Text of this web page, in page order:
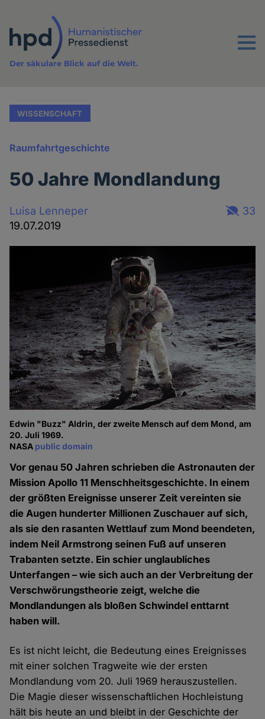
Inhalt
Menu
Der säkulare Blick auf die Welt.
WISSENSCHAFT
Raumfahrtgeschichte
50 Jahre Mondlandung
Luisa Lenneper
19.07.2019
33
Edwin "Buzz" Aldrin, der zweite Mensch auf dem Mond, am
20. Juli 1969.
NASA public domain
Vor genau 50 Jahren schrieben die Astronauten der
Mission Apollo 11 Menschheitsgeschichte. In einem
der größten Ereignisse unserer Zeit vereinten sie
die Augen hunderter Millionen Zuschauer auf sich,
als sie den rasanten Wettlauf zum Mond beendeten,
indem Neil Armstrong seinen Fuß auf unseren
Trabanten setzte. Ein schier unglaubliches
Unterfangen – wie sich auch an der Verbreitung der
Verschwörungstheorie zeigt, welche die
Mondlandungen als bloßen Schwindel enttarnt
haben will.
Es ist nicht leicht, die Bedeutung eines Ereignisses
mit einer solchen Tragweite wie der ersten
Mondlandung vom 20. Juli 1969 herauszustellen.
Die Magie dieser wissenschaftlichen Hochleistung
hält bis heute an und bleibt in der Geschichte der